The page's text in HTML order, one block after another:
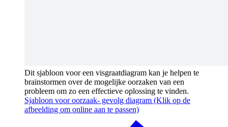
Dit sjabloon voor een visgraatdiagram kan je helpen te
brainstormen over de mogelijke oorzaken van een
probleem om zo een effectieve oplossing te vinden.
Sjabloon voor oorzaak- gevolg diagram (Klik op de
afbeelding om online aan te passen)